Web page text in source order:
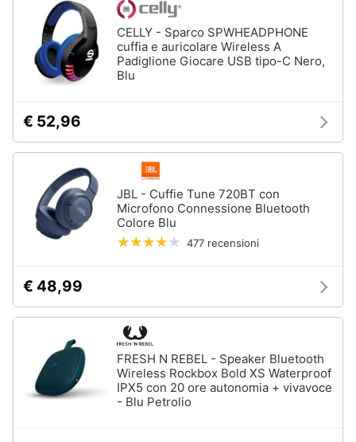
CELLY - Sparco SPWHEADPHONE
cuffia e auricolare Wireless A
Padiglione Giocare USB tipo-C Nero,
Blu
€ 52,96
JBL - Cuffie Tune 720BT con
Microfono Connessione Bluetooth
Colore Blu
477 recensioni
€ 48,99
FRESH N REBEL - Speaker Bluetooth
Wireless Rockbox Bold XS Waterproof
IPX5 con 20 ore autonomia + vivavoce
- Blu Petrolio